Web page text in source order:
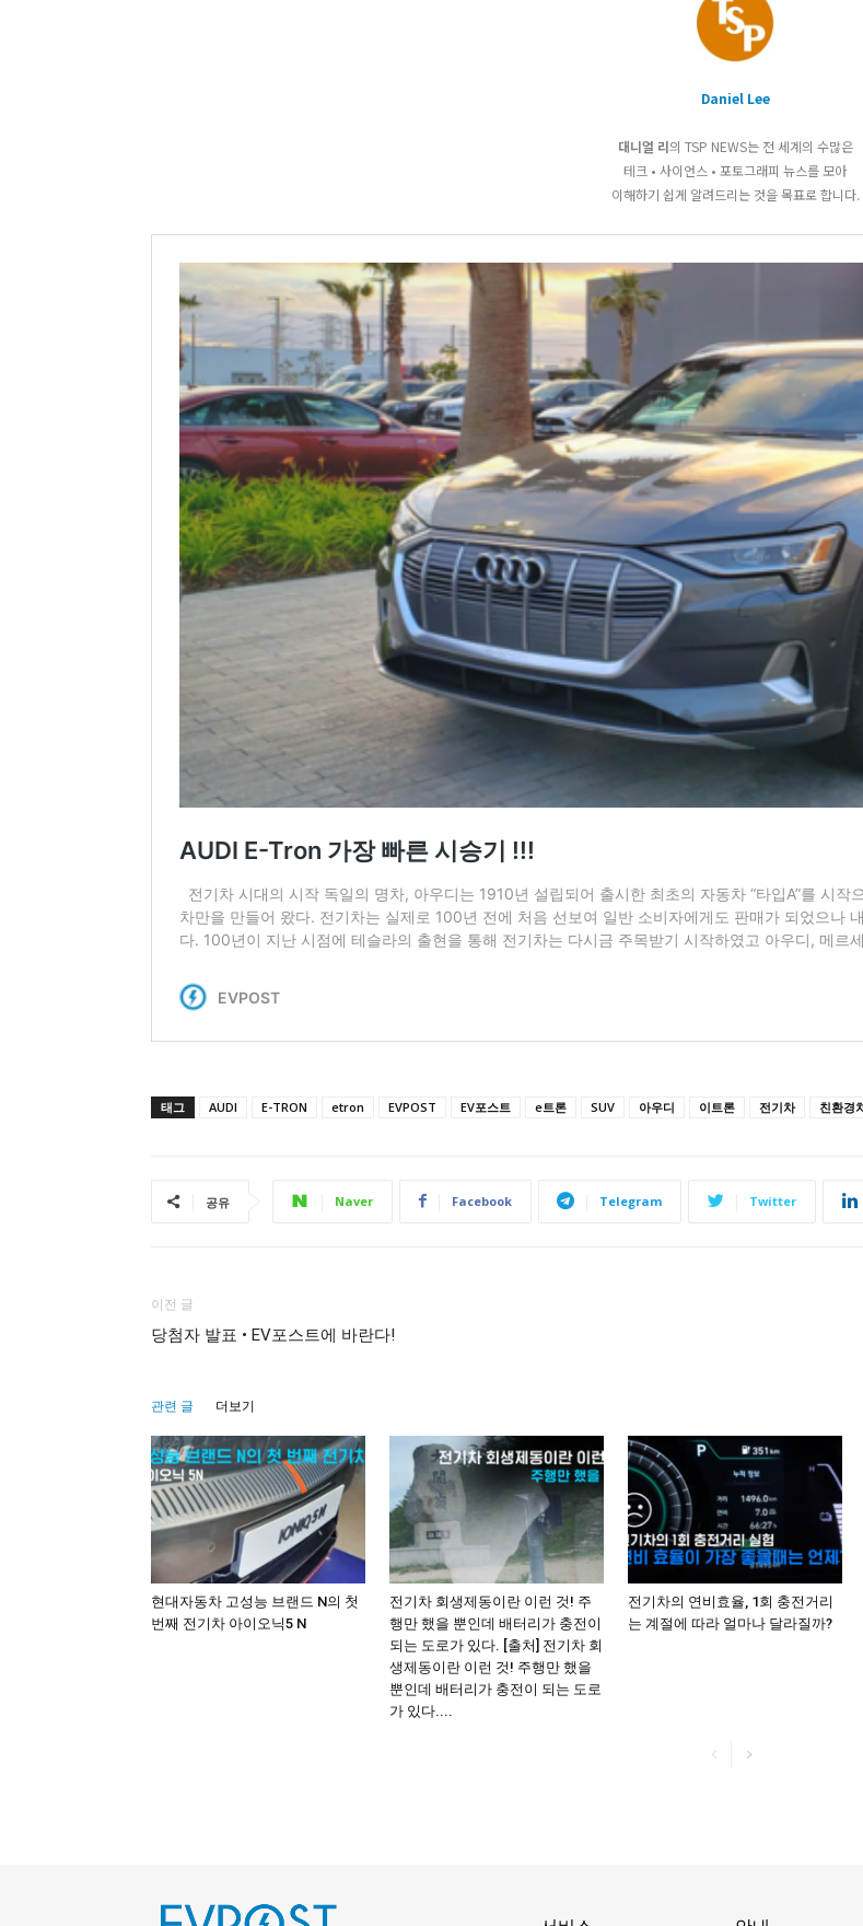
Daniel Lee
대니얼 리의 TSP NEWS는 전 세계의 수많은
테크 • 사이언스 • 포토그래피 뉴스를 모아
이해하기 쉽게 알려드리는 것을 목표로 합니다.
태그 AUDI E-TRON etron EVPOST EV포스트 e트론 SUV 아우디 이트론 전기차 친환경
공유 Naver Facebook Telegram Twitter
이전 글
당첨자 발표 • EV포스트에 바란다!
관련 글 더보기
현대자동차 고성능 브랜드 N의 첫
번째 전기차 아이오닉5 N
전기차 회생제동이란 이런 것! 주
행만 했을 뿐인데 배터리가 충전이
되는 도로가 있다. [출처] 전기차 회
생제동이란 이런 것! 주행만 했을
뿐인데 배터리가 충전이 되는 도로
가 있다....
전기차의 연비효율, 1회 충전거리
는 계절에 따라 얼마나 달라질까?